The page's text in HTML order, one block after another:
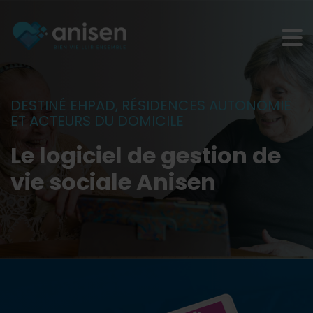
DESTINÉ EHPAD, RÉSIDENCES AUTONOMIE
ET ACTEURS DU DOMICILE
Le logiciel de gestion de
vie sociale Anisen